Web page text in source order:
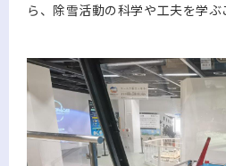
ら、除雪活動の科学や工夫を学ぶ